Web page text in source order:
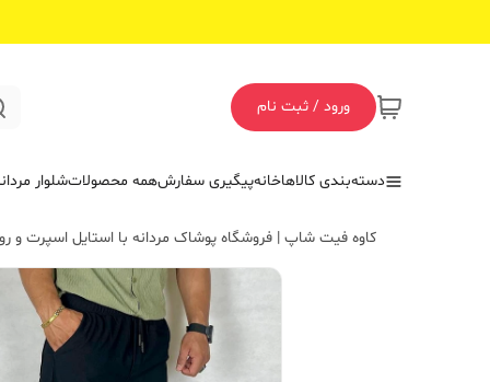
ورود / ثبت نام
دسته‌بندی کالاهاخانهپیگیری سفارشهمه محصولاتشلوار
کاوه فیت شاپ | فروشگاه پوشاک مردانه با استایل اسپرت و